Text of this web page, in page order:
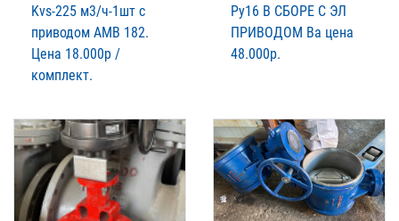
Kvs-225 м3/ч-1шт с
приводом АМВ 182.
Цена 18.000р /
комплект.
Ру16 В СБОРЕ С ЭЛ
ПРИВОДОМ Ва цена
48.000р.